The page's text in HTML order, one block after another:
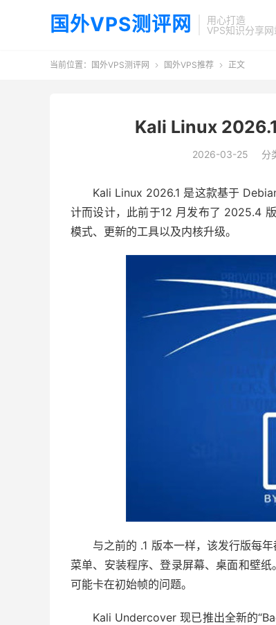
国外VPS测评网
用心打造
VPS知识分享网
当前位置： 国外VPS测评网  国外VPS推荐  正文
Kali Linux
2026-03-25 分
Kali Linux 2026.1 是这款基于
计而设计，此前于12 月发布了 2025.4
模式、更新的工具以及内核升级。
与之前的 .1 版本一样，该发行版每
菜单、安装程序、登录屏幕、桌面和壁
可能卡在初始帧的问题。
Kali Undercover 现已推出全新的